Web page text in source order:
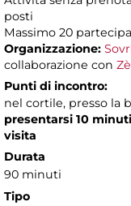
posti
Massimo 20
Organizzazione:
collaborazione con
Punti di incontro:
nel cortile, presso la
presentarsi 10
visita
Durata
90 minuti
Tipo